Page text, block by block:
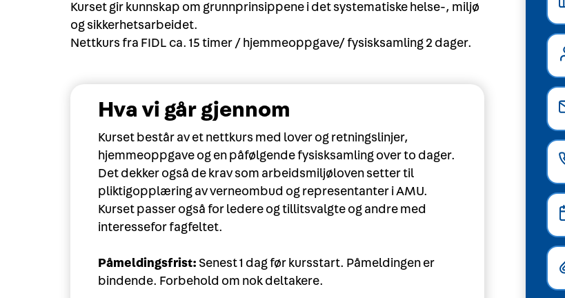
Kurset gir kunnskap om grunnprinsippene i det systematiske helse-, miljø
og sikkerhetsarbeidet.
Nettkurs fra FIDL ca. 15 timer / hjemmeoppgave/ fysisksamling 2 dager.
Hva vi går gjennom
Kurset består av et nettkurs med lover og retningslinjer,
hjemmeoppgave og en påfølgende fysisksamling over to dager.
Det dekker også de krav som arbeidsmiljøloven setter til
pliktigopplæring av verneombud og representanter i AMU.
Kurset passer også for ledere og tillitsvalgte og andre med
interessefor fagfeltet.
Påmeldingsfrist: Senest 1 dag før kursstart. Påmeldingen er
bindende. Forbehold om nok deltakere.